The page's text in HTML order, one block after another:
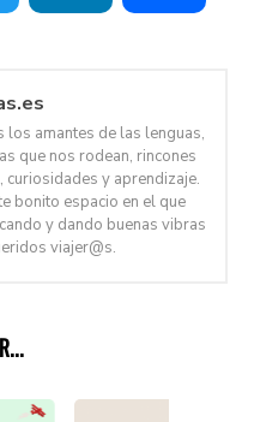
los amantes de las lenguas,
que nos rodean, rincones
curiosidades y aprendizaje.
bonito espacio en el que
y dando buenas vibras
viajer@s.